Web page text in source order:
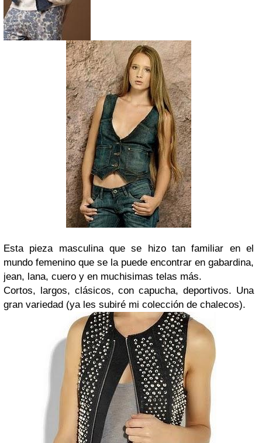
Esta pieza masculina que se hizo tan familiar en el
mundo femenino que se la puede encontrar en gabardina,
jean, lana, cuero y en muchisimas telas más.
Cortos, largos, clásicos, con capucha, deportivos. Una
gran variedad (ya les subiré mi colección de chalecos).